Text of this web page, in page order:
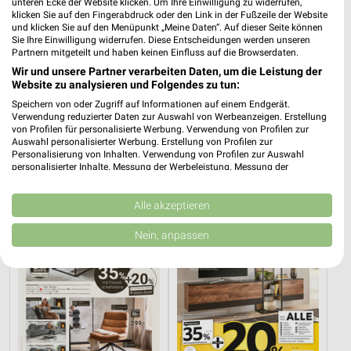
0,2 km
Angebote ab 03.08.
Noch heute gültig
Hesse
Noch heute gültig
XXXLutz XXXLutz
unteren Ecke der Website klicken. Um Ihre Einwilligung zu widerrufen,
klicken Sie auf den Fingerabdruck oder den Link in der Fußzeile der Website
und klicken Sie auf den Menüpunkt „Meine Daten“. Auf dieser Seite können
Sie Ihre Einwilligung widerrufen. Diese Entscheidungen werden unseren
Partnern mitgeteilt und haben keinen Einfluss auf die Browserdaten.
Wir und unsere Partner verarbeiten Daten, um die Leistung der
Website zu analysieren und Folgendes zu tun:
Speichern von oder Zugriff auf Informationen auf einem Endgerät.
Verwendung reduzierter Daten zur Auswahl von Werbeanzeigen. Erstellung
von Profilen für personalisierte Werbung. Verwendung von Profilen zur
Auswahl personalisierter Werbung. Erstellung von Profilen zur
Personalisierung von Inhalten. Verwendung von Profilen zur Auswahl
personalisierter Inhalte. Messung der Werbeleistung. Messung der
Kombinationen von Daten aus verschiedenen Quellen. Entwicklung und
Verbesserung der Angebote. Verwendung reduzierter Daten zur Auswahl
von Inhalten.
Daten können außerhalb der Europäischen Union weitergegeben und in die
USA gesendet werden.
Website/App.
Partnerliste anzeigen (1 IAB-Anbieter)
Wir nutzen Ihre Daten für folgende Zwecke:
IAB-Verarbeitungszwecke:
Alle akzeptieren
Nein, anpassen